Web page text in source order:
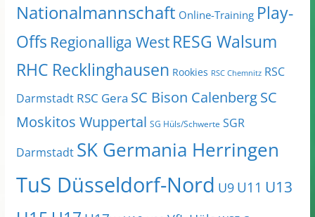
Nationalmannschaft Online-Training Play-
Offs Regionalliga West RESG Walsum
RHC Recklinghausen Rookies RSC Chemnitz RSC
Darmstadt RSC Gera SC Bison CalenbergSC
Moskitos Wuppertal SG Hüls/Schwerte SGR
Darmstadt SK Germania Herringen
TuS Düsseldorf-Nord U9 U11 U13